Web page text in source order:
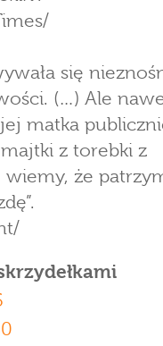
się
(…) Ale
matka
z torebki z
wiemy, że